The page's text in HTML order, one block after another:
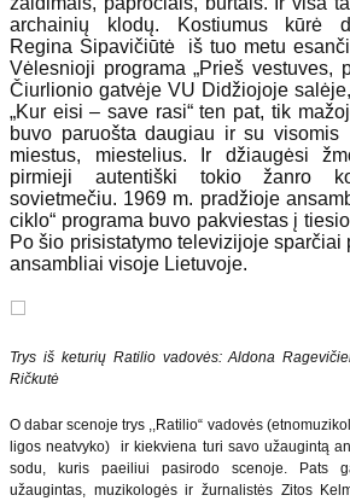
archainių klodų. Kostiumus kūrė
Regina Sipavičiūtė iš tuo metu
Vėlesnioji programa „Prieš vestuves,
Čiurlionio gatvėje VU Didžiojoje
„Kur eisi – save rasi“ ten pat, tik
buvo paruošta daugiau ir su
miestus, miestelius. Ir džiaugėsi
pirmieji autentiški tokio žanro
sovietmečiu. 1969 m. pradžioje
ciklo“ programa buvo pakviestas į
Po šio prisistatymo televizijoje sparčiai
ansambliai visoje Lietuvoje.
Trys iš keturių Ratilio vadovės: Aldona
Ričkutė
O dabar scenoje trys ,,Ratilio“ vadovės
ligos neatvyko) ir kiekviena turi savo užaugintą
sodu, kuris paeiliui pasirodo scenoje. Pats
užaugintas, muzikologės ir žurnalistės Zitos